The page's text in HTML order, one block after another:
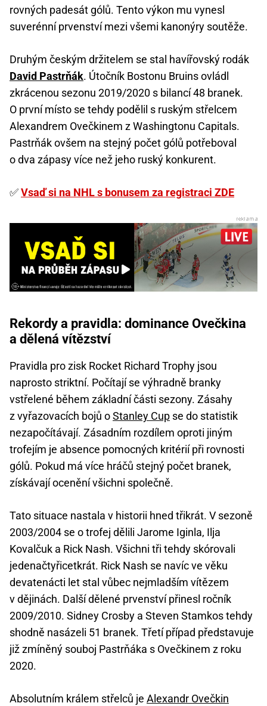
rovných padesát gólů. Tento výkon mu vynesl
suverénní prvenství mezi všemi kanonýry soutěže.
Druhým českým držitelem se stal havířovský rodák
David Pastrňák. Útočník Bostonu Bruins ovládl
zkrácenou sezonu 2019/2020 s bilancí 48 branek.
O první místo se tehdy podělil s ruským střelcem
Alexandrem Ovečkinem z Washingtonu Capitals.
Pastrňák ovšem na stejný počet gólů potřeboval
o dva zápasy více než jeho ruský konkurent.
✅Vsaď si na NHL s bonusem za registraci ZDE
Rekordy a pravidla: dominance Ovečkina
a dělená vítězství
Pravidla pro zisk Rocket Richard Trophy jsou
naprosto striktní. Počítají se výhradně branky
vstřelené během základní části sezony. Zásahy
z vyřazovacích bojů oStanley Cup se do statistik
nezapočítávají. Zásadním rozdílem oproti jiným
trofejím je absence pomocných kritérií při rovnosti
gólů. Pokud má více hráčů stejný počet branek,
získávají ocenění všichni společně.
Tato situace nastala v historii hned třikrát. V sezoně
2003/2004 se o trofej dělili Jarome Iginla, Ilja
Kovalčuk a Rick Nash. Všichni tři tehdy skórovali
jedenačtyřicetkrát. Rick Nash se navíc ve věku
devatenácti let stal vůbec nejmladším vítězem
v dějinách. Další dělené prvenství přinesl ročník
2009/2010. Sidney Crosby a Steven Stamkos tehdy
shodně nasázeli 51 branek. Třetí případ představuje
již zmíněný souboj Pastrňáka s Ovečkinem z roku
2020.
Absolutním králem střelců je Alexandr Ovečkin